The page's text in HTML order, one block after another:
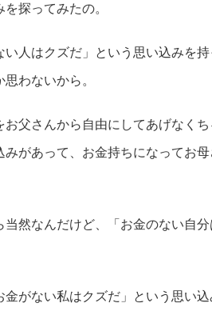
探ってみたの。
人はクズだ」という思い込みを
わないから。
父さんから自由にしてあげなく
があって、お金持ちになってお
然なんだけど、「お金のない自
がない私はクズだ」という思い込